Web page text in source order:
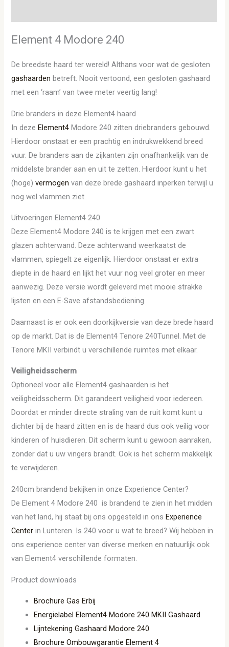
Element 4 Modore 240
De breedste haard ter wereld! Althans voor wat de gesloten
gashaarden betreft. Nooit vertoond, een gesloten gashaard
met een ‘raam’ van twee meter veertig lang!
Drie branders in deze Element4 haard
In dezeElement4 Modore 240 zitten driebranders gebouwd.
Hierdoor onstaat er een prachtig en indrukwekkend breed
vuur. De branders aan de zijkanten zijn onafhankelijk van de
middelste brander aan en uit te zetten. Hierdoor kunt u het
(hoge)vermogen van deze brede gashaard inperken terwijl u
nog wel vlammen ziet.
Uitvoeringen Element4 240
Deze Element4 Modore 240 is te krijgen met een zwart
glazen achterwand. Deze achterwand weerkaatst de
vlammen, spiegelt ze eigenlijk. Hierdoor onstaat er extra
diepte in de haard en lijkt het vuur nog veel groter en meer
aanwezig. Deze versie wordt geleverd met mooie strakke
lijsten en een E-Save afstandsbediening.
Daarnaast is er ook een doorkijkversie van deze brede haard
op de markt. Dat is de Element4 Tenore 240Tunnel. Met de
Tenore MKII verbindt u verschillende ruimtes met elkaar.
Veiligheidsscherm
Optioneel voor alle Element4 gashaarden is het
veiligheidsscherm. Dit garandeert veiligheid voor iedereen.
Doordat er minder directe straling van de ruit komt kunt u
dichter bij de haard zitten en is de haard dus ook veilig voor
kinderen of huisdieren. Dit scherm kunt u gewoon aanraken,
zonder dat u uw vingers brandt. Ook is het scherm makkelijk
te verwijderen.
240cm brandend bekijken in onze Experience Center?
De Element 4 Modore 240 is brandend te zien in het midden
van het land, hij staat bij ons opgesteld in onsExperience
Center in Lunteren. Is 240 voor u wat te breed? Wij hebben in
ons experience center van diverse merken en natuurlijk ook
van Element4 verschillende formaten.
Product downloads
Brochure Gas Erbij
Energielabel Element4 Modore 240 MKII Gashaard
Lijntekening Gashaard Modore 240
Brochure Ombouwgarantie Element 4